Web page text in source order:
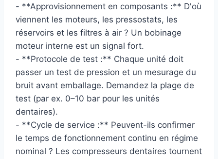
- **Approvisionnement en composants :** D'où
viennent les moteurs, les pressostats, les
réservoirs et les filtres à air ? Un bobinage
moteur interne est un signal fort.
- **Protocole de test :** Chaque unité doit
passer un test de pression et un mesurage du
bruit avant emballage. Demandez la plage de
test (par ex. 0–10 bar pour les unités
dentaires).
- **Cycle de service :** Peuvent-ils confirmer
le temps de fonctionnement continu en régime
nominal ? Les compresseurs dentaires tournent